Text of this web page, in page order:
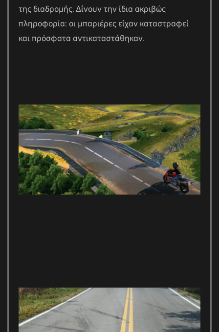
της διαδρομής. Δίνουν την ίδια ακριβώς
πληροφορία: οι μπαριέρες είχαν καταστραφεί
και πρόσφατα αντικαταστάθηκαν.